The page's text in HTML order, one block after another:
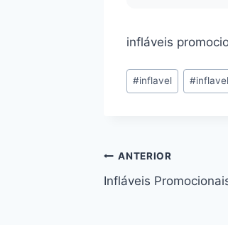
infláveis
Tags
do
#inflavel #
Navegação
de
ANTERIOR
Infláveis